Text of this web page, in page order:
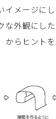
イメージに
な外観にし
からヒント